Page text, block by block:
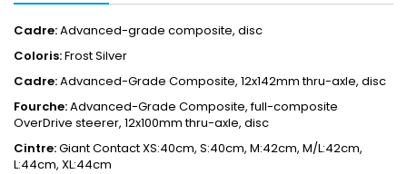
Cadre:Advanced-grade composite, disc
Coloris:Frost Silver
Cadre:Advanced-Grade Composite, 12x142mm thru-axle, disc
Fourche:Advanced-Grade Composite, full-composite
OverDrive steerer, 12x100mm thru-axle, disc
Cintre:Giant Contact XS:40cm, S:40cm, M:42cm, M/L:42cm,
L:44cm, XL:44cm